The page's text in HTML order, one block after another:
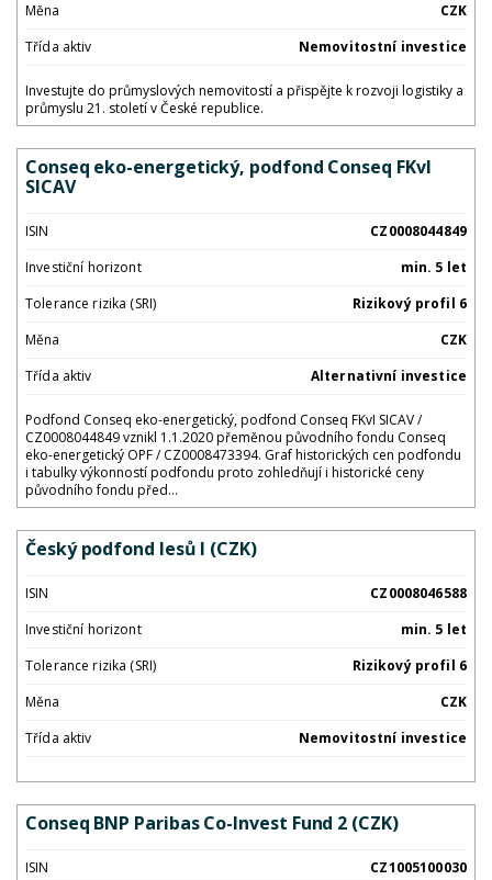
Měna
CZK
Třída aktiv
Nemovitostní investice
Investujte do průmyslových nemovitostí a přispějte k rozvoji logistiky a
průmyslu 21. století v České republice.
Conseq eko-energetický, podfond Conseq FKvI
SICAV
ISIN
CZ0008044849
Investiční horizont
min. 5 let
Tolerance rizika (SRI)
Rizikový profil 6
Měna
CZK
Třída aktiv
Alternativní investice
Podfond Conseq eko-energetický, podfond Conseq FKvI SICAV /
CZ0008044849 vznikl 1.1.2020 přeměnou původního fondu Conseq
eko-energetický OPF / CZ0008473394. Graf historických cen podfondu
i tabulky výkonností podfondu proto zohledňují i historické ceny
původního fondu před...
Český podfond lesů I (CZK)
ISIN
CZ0008046588
Investiční horizont
min. 5 let
Tolerance rizika (SRI)
Rizikový profil 6
Měna
CZK
Třída aktiv
Nemovitostní investice
Conseq BNP Paribas Co-Invest Fund 2 (CZK)
ISIN
CZ1005100030